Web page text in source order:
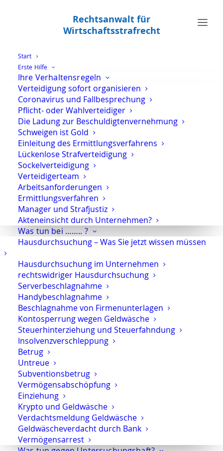
Rechtsanwalt für
Wirtschaftsstrafrecht
Start
Erste Hilfe
Ihre Verhaltensregeln
Verteidigung sofort organisieren
Coronavirus und Fallbesprechung
Pflicht- oder Wahlverteidiger
Die Ladung zur Beschuldigtenvernehmung
Schweigen ist Gold
Einleitung des Ermittlungsverfahrens
Lückenlose Strafverteidigung
Sockelverteidigung
Verteidigerteam
Arbeitsanforderungen
Ermittlungsverfahren
Manager und Strafjustiz
Akteneinsicht durch Unternehmen?
Was tun bei …….. ?
Hausdurchsuchung – Was Sie jetzt wissen müssen
Hausdurchsuchung im Unternehmen
rechtswidriger Hausdurchsuchung
Serverbeschlagnahme
Handybeschlagnahme
Beschlagnahme von Firmenunterlagen
Kontosperrung wegen Geldwäsche
Steuerhinterziehung und Steuerfahndung
Insolvenzverschleppung
Betrug
Untreue
Subventionsbetrug
Vermögensabschöpfung
Einziehung
Krypto und Geldwäsche
Verdachtsmeldung Geldwäsche
Geldwäscheverdacht durch Bank
Vermögensarrest
Oliver Marson - Kontakt zur
Rechtsanwaltskanzlei für
Wirtschaftsstrafrecht in Berlin -
Charlottenburg
Rechtsanwaltskanzlei für
Wirtschaftsstrafrecht in Berlin –
Charlottenburg
Rechtsanwalt Oliver Marson
Rechtsanwalt Oliver Marson
Fachanwalt für Strafrecht
Kurfürstendamm 66
10707 Berlin
Telefon
Fax